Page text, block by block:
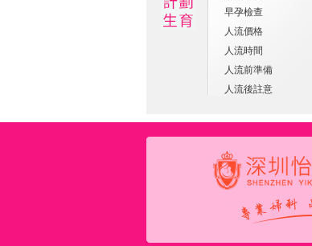
早孕檢查
人流價格
人流時間
人流前準備
人流後註意